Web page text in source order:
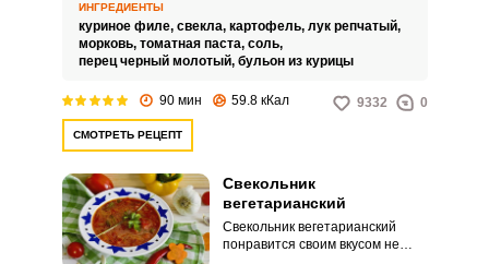
добавьте томатную пасту.
ИНГРЕДИЕНТЫ
куриное филе, свекла, картофель, лук репчатый,
морковь, томатная паста, соль,
перец черный молотый, бульон из курицы
90 мин 59.8 кКал 9332 0
СМОТРЕТЬ РЕЦЕПТ
Свекольник
вегетарианский
Свекольник вегетарианский
понравится своим вкусом не